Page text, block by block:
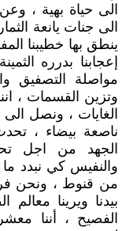
الى حياة بهية ،
الى جنات يانعة
ينطق بها خطيبنا
إعجابنا بدرره
مواصلة التصفيق
وتزين القسمات ،
الغايات ، ونصل
ناصعة بيضاء ،
الجهد من اجل
والنفيس كي نبدد
من قنوط ، ونحن
بيدنا ويرينا
الفصيح ، أننا